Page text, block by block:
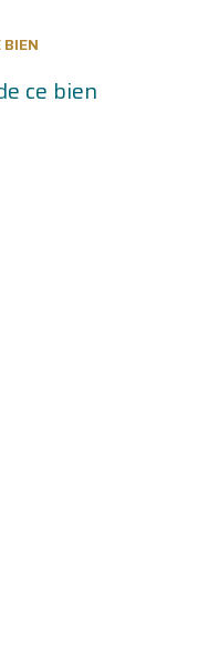
BIEN
ce bien